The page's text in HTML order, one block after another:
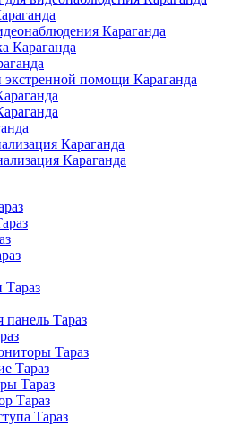
Караганда
Караганда
помощи Караганда
Караганда
Караганда
панель Тараз
Тараз
Тараз
Тараз
Тараз
Тараз